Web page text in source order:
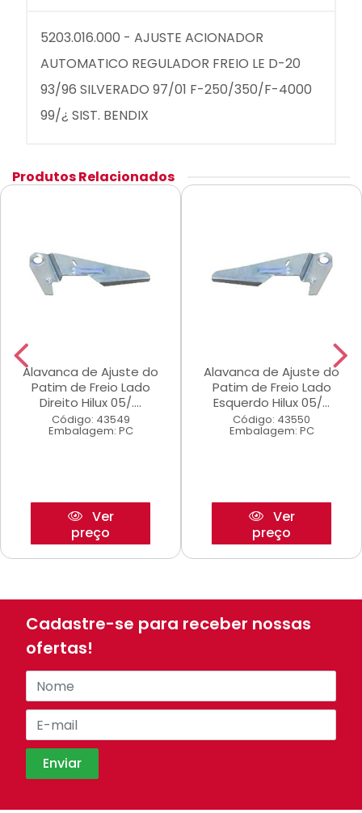
5203.016.000 - AJUSTE ACIONADOR
AUTOMATICO REGULADOR FREIO LE D-20
93/96 SILVERADO 97/01 F-250/350/F-4000
99/¿ SIST. BENDIX
Produtos Relacionados
Alavanca de Ajuste do
Patim de Freio Lado
Direito Hilux 05/....
Código: 43549
Embalagem: PC
Ver
preço
Alavanca de Ajuste do
Patim de Freio Lado
Esquerdo Hilux 05/...
Código: 43550
Embalagem: PC
Ver
preço
Cadastre-se para receber nossas
ofertas!